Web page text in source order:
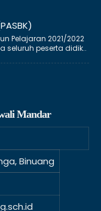
Pelajaran 2021/2022
seluruh peserta didik..
Mandar
Binuang